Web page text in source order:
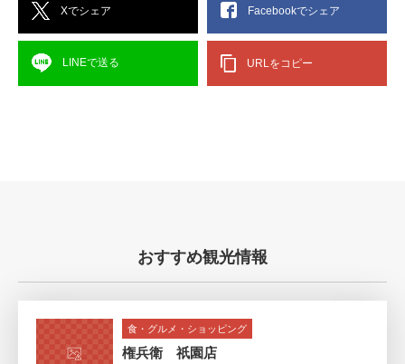
Xでシェア Facebookでシェア
LINEで送る URLをコピー
おすすめ観光情報
食・グルメ・ショッピング
権兵衛 祇園店